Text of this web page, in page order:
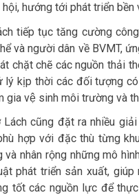
hướng tới phát triển bền
tiếp tục tăng cường
và người dân về BVMT,
chặt chẽ các nguồn thải
lý kịp thời các đối tượng
gia vệ sinh môi trường và
Lách cũng đặt ra nhiều
hợp với đặc thù từng
và nhân rộng những mô
phát triển sản xuất,
tốt các nguồn lực để